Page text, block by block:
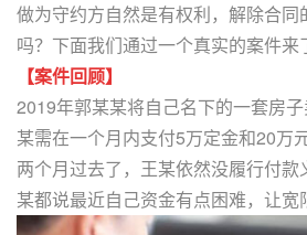
做为守约方自然是有权利，解除合同
吗？下面我们通过一个真实的案件来
【案件回顾】
2019年郭某某将自己名下的一套房
某需在一个月内支付5万定金和20万
两个月过去了，王某依然没履行付
某都说最近自己资金有点困难，让宽